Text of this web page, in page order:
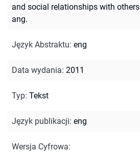
and social relationships with others
ang.
Język Abstraktu: eng
Data wydania: 2011
Typ: Tekst
Język publikacji: eng
Wersja Cyfrowa: